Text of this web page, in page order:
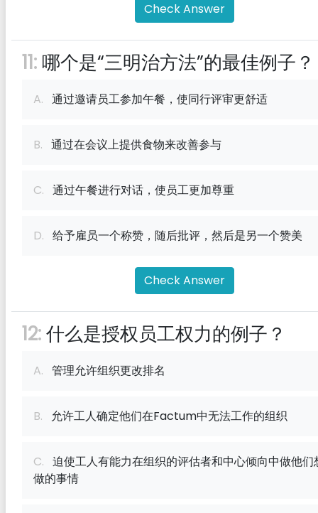
Check Answer
11: 哪个是“三明治方法”的最佳例子？
A. 通过邀请员工参加午餐，使同行评审更舒适
B. 通过在会议上提供食物来改善参与
C. 通过午餐进行对话，使员工更加尊重
D. 给予雇员一个称赞，随后批评，然后是另一个赞美
Check Answer
12:什么是授权员工权力的例子？
A. 管理允许组织更改排名
B. 允许工人确定他们在Factum中无法工作的组织
C. 迫使工人有能力在组织的评估者和中心倾向中做他们
做的事情